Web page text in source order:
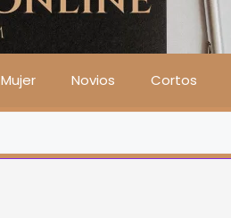
Mujer Novios Cortos